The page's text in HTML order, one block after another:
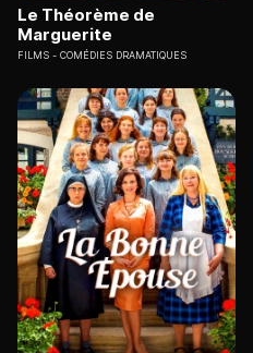
Le Théorème de
Marguerite
FILMS COMÉDIES DRAMATIQUES